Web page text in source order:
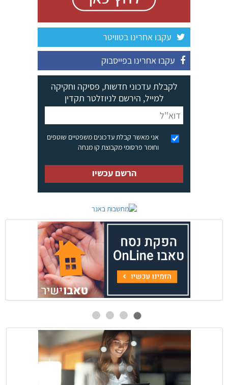
עקבו אחרינו בטוויטר
עקבו אחרינו בפייסבוק
לקבלת עדכוני חדשות, פסיקה וחקיקה
למייל, הירשם לניוזלטר תקדין
אני מאשר קבלת עדכונים משפטיים שוטפים
וחומר פרסומי מקבוצת קו מנחה
הרשם עכשיו